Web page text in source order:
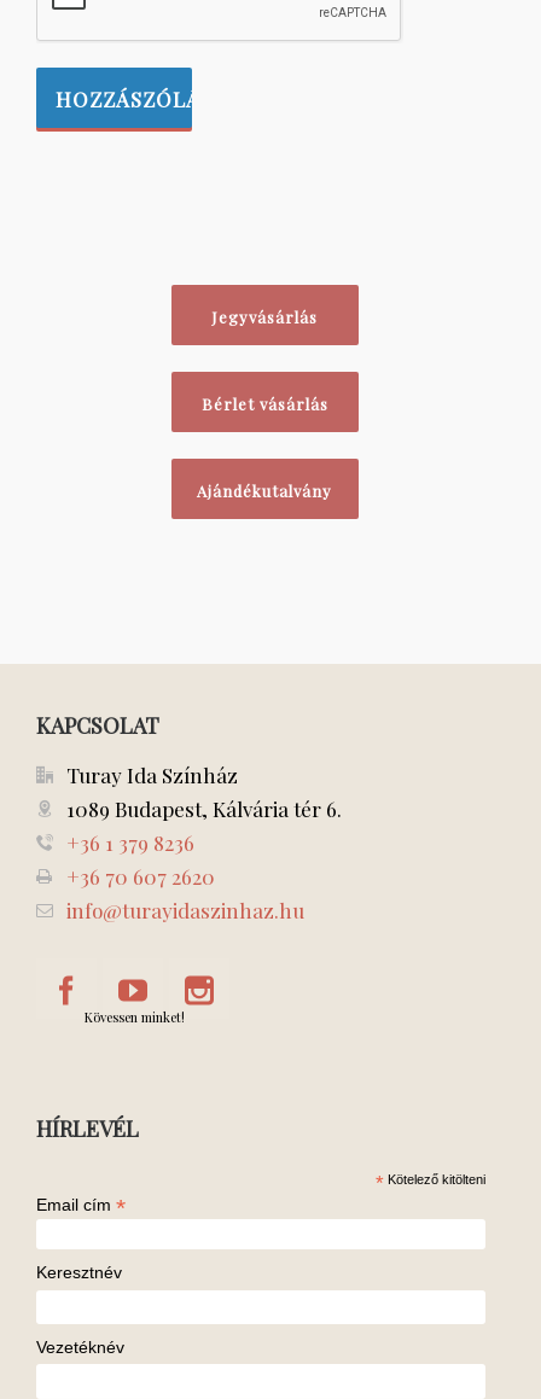
Jegyvásárlás
Bérlet vásárlás
Ajándékutalvány
KAPCSOLAT
Turay Ida Színház
1089 Budapest, Kálvária tér 6.
+36 1 379 8236
+36 70 607 2620
info@turayidaszinhaz.hu
Kövessen minket!
HÍRLEVÉL
* Kötelező kitölteni
Email cím *
Keresztnév
Vezetéknév